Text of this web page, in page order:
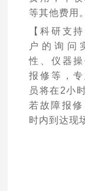
等其他费用。
【科研支
户的询问
性、仪器
报修等，专
员将在2小
若故障报
时内到达现